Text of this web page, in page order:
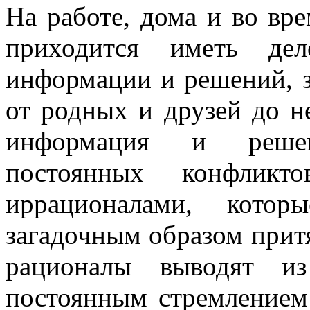
На работе, дома и во
приходится иметь
информации и решений,
от родных и друзей до
информация и
постоянных
иррационалами,
загадочным образом
рационалы выводят
постоянным